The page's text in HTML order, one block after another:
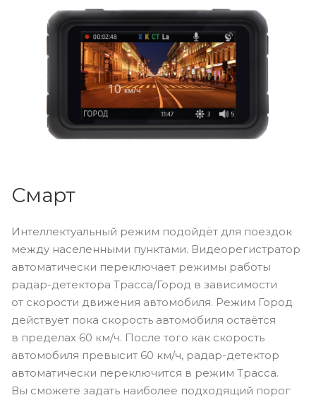
Смарт
Интеллектуальный режим подойдёт для поездок
между населенными пунктами. Видеорегистратор
автоматически переключает режимы работы
радар-детектора Трасса/Город в зависимости
от скорости движения автомобиля. Режим Город
действует пока скорость автомобиля остаётся
в пределах 60 км/ч. После того как скорость
автомобиля превысит 60 км/ч, радар-детектор
автоматически переключится в режим Трасса.
Вы сможете задать наиболее подходящий порог